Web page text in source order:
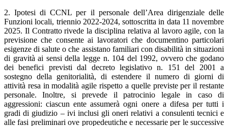
2. Ipotesi di CCNL per il personale dell’Area dirigenziale delle
Funzioni locali, triennio 2022-2024, sottoscritta in data 11 novembre
2025. Il Contratto rivede la disciplina relativa al lavoro agile, con la
previsione che consente ai lavoratori che documentino particolari
esigenze di salute o che assistano familiari con disabilità in situazioni
di gravità ai sensi della legge n. 104 del 1992, ovvero che godano
dei benefici previsti dal decreto legislativo n. 151 del 2001 a
sostegno della genitorialità, di estendere il numero di giorni di
attività resa in modalità agile rispetto a quelle previste per il restante
personale. Inoltre, si prevede il patrocinio legale in caso di
aggressioni: ciascun ente assumerà ogni onere a difesa per tutti i
gradi di giudizio – ivi inclusi gli oneri relativi a consulenti tecnici e
alle fasi preliminari ove propedeutiche e necessarie per le successive